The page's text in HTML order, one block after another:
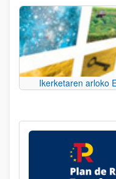
Ikerketaren arloko